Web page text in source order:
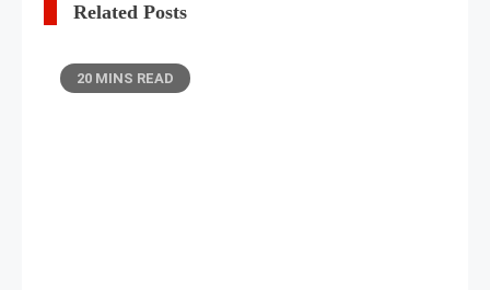
Related Posts
20 MINS READ